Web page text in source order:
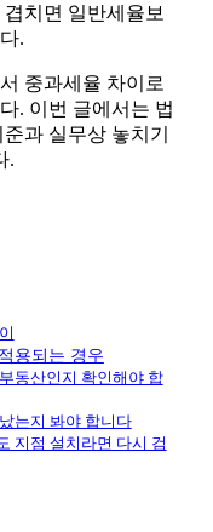
치면 일반세율보
.
중과세율 차이로
. 이번 글에서는 법
과 실무상 놓치기
.
용되는 경우
동산인지 확인해야 합
는지 봐야 합니다
지점 설치라면 다시 검